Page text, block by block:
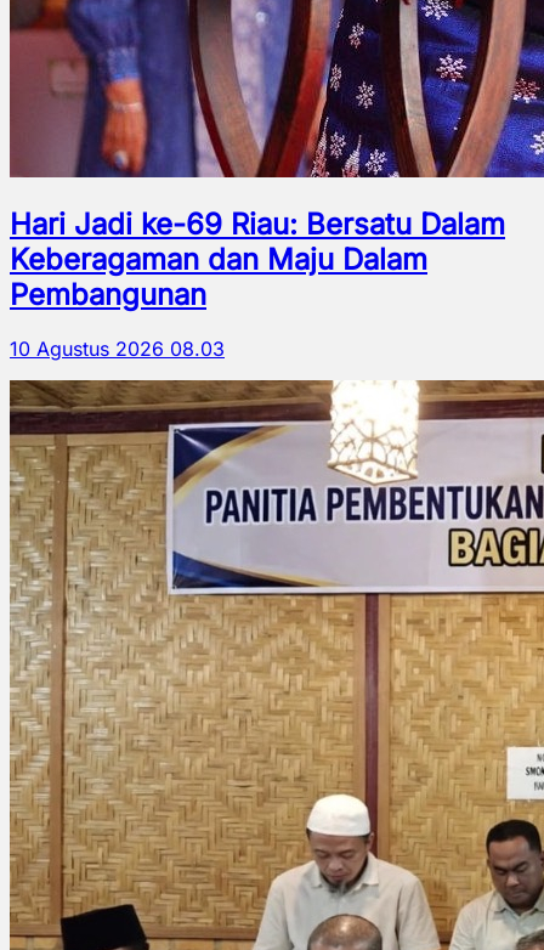
Hari Jadi ke-69 Riau: Bersatu Dalam
Keberagaman dan Maju Dalam
Pembangunan
10 Agustus 2026 08.03